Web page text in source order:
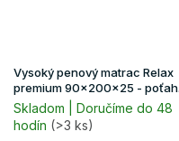
Vysoký penový matrac Relax
premium 90x200x25 - poťah
Lavender
Skladom | Doručíme do 48
hodín (>3 ks)